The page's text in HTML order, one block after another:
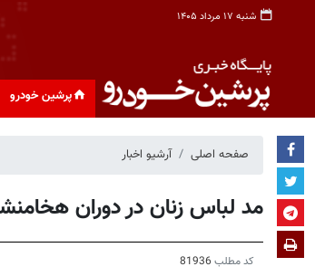
شنبه ۱۷ مرداد ۱۴۰۵
پرشین خودرو
صفحه اصلی آرشیو اخبار
مد لباس زنان در دوران
کد مطلب 81936